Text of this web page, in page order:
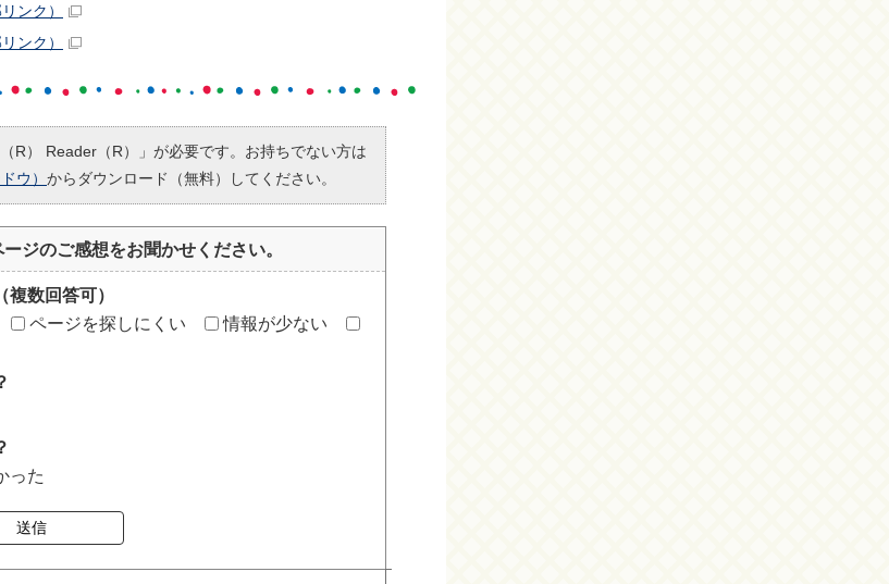
リンク）
リンク）
R） Reader（R）」が必要です。お持ちでない方は
ウ） からダウンロード（無料）してください。
ジのご感想をお聞かせください。
数回答可）
ページを探しにくい
情報が少ない
った
送信